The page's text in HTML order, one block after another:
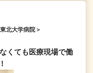
北大学病院＞
くても医療現場で働